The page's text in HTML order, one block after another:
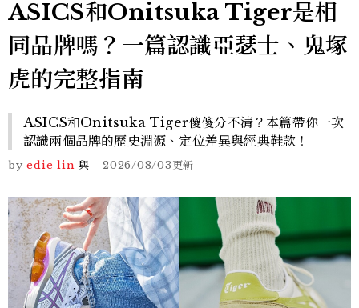
ASICS和Onitsuka Tiger是相
同品牌嗎？一篇認識亞瑟士、鬼塚
虎的完整指南
ASICS和Onitsuka Tiger傻傻分不清？本篇帶你一次
認識兩個品牌的歷史淵源、定位差異與經典鞋款！
by edie lin 與 - 2026/08/03更新